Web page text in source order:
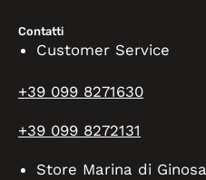
Contatti
Customer Service
+39 099 8271630
+39 099 8272131
Store Marina di Ginosa